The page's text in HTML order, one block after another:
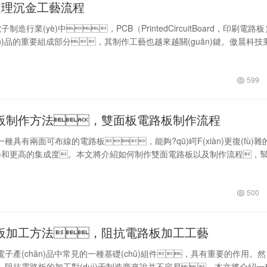
沉金工藝流程
子制造行業(yè)中，PCB（PrintedCircuitBoard，印刷電路板
品的重要組成部分，其制作工藝也越來越關(guān)鍵。傲晨科技
599
制作方法，雙面板電路板制作流程
種具有兩面可布線的電路板，能夠?qū)崿F(xiàn)更復(fù)雜
更高的集成度。本文將介紹如何制作雙面電路板以及制作流程，
500
加工方法，阻抗電路板加工工藝
子產(chǎn)品中常見的一種基礎(chǔ)組件，具有重要的作用。然